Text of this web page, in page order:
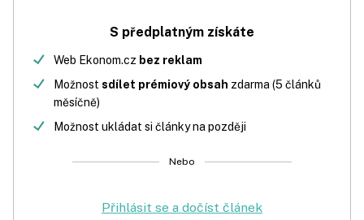
S předplatným získáte
Web Ekonom.cz bez reklam
Možnost sdílet prémiový obsah zdarma (5 článků
měsíčně)
Možnost ukládat si články na později
Nebo
Přihlásit se a dočíst článek